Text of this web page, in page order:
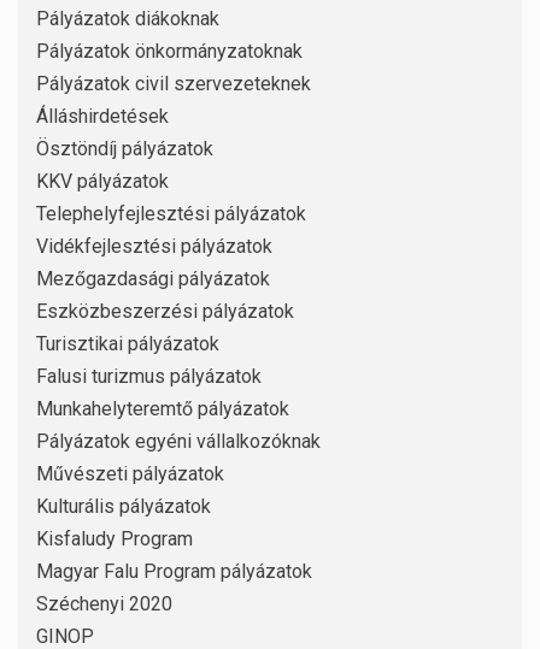
Pályázatok diákoknak
Pályázatok önkormányzatoknak
Pályázatok civil szervezeteknek
Álláshirdetések
Ösztöndíj pályázatok
KKV pályázatok
Telephelyfejlesztési pályázatok
Vidékfejlesztési pályázatok
Mezőgazdasági pályázatok
Eszközbeszerzési pályázatok
Turisztikai pályázatok
Falusi turizmus pályázatok
Munkahelyteremtő pályázatok
Pályázatok egyéni vállalkozóknak
Művészeti pályázatok
Kulturális pályázatok
Kisfaludy Program
Magyar Falu Program pályázatok
Széchenyi 2020
GINOP